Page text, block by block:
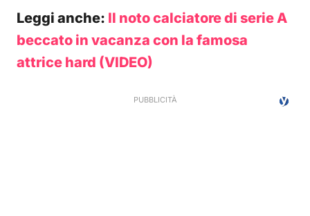
Leggi anche: Il noto calciatore di serie A
beccato in vacanza con la famosa
attrice hard (VIDEO)